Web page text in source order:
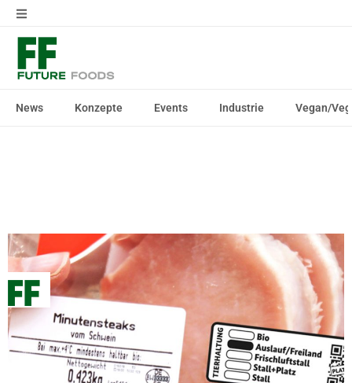
News Konzepte Events Industrie Vegan/